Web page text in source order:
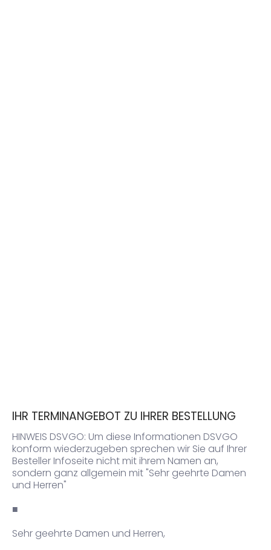
IHR TERMINANGEBOT ZU IHRER BESTELLUNG
HINWEIS DSVGO: Um diese Informationen DSVGO
konform wiederzugeben sprechen wir Sie auf Ihrer
Besteller Infoseite nicht mit ihrem Namen an,
sondern ganz allgemein mit "Sehr geehrte Damen
und Herren"
■
Sehr geehrte Damen und Herren,